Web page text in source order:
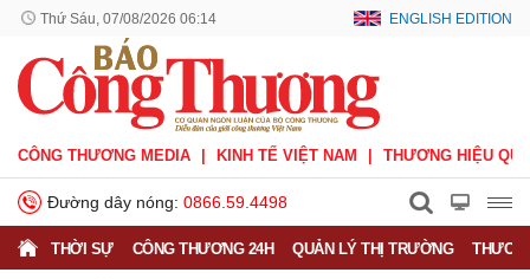
Thứ Sáu, 07/08/2026 06:14 ENGLISH EDITION
CÔNG THƯƠNG MEDIA KINH TẾ VIỆT NAM THƯƠNG HIỆU
Đường dây nóng: 0866.59.4498
THỜI SỰ CÔNG THƯƠNG 24H QUẢN LÝ THỊ TRƯỜNG